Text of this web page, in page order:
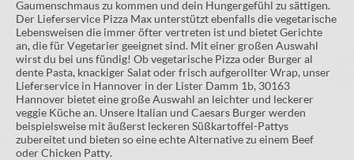
Gaumenschmaus zu kommen und dein Hungergefühl zu sättigen.
Der Lieferservice Pizza Max unterstützt ebenfalls die vegetarische
Lebensweisen die immer öfter vertreten ist und bietet Gerichte
an, die für Vegetarier geeignet sind. Mit einer großen Auswahl
wirst du bei uns fündig! Ob vegetarische Pizza oder Burger al
dente Pasta, knackiger Salat oder frisch aufgerollter Wrap, unser
Lieferservice in Hannover in der Lister Damm 1b, 30163
Hannover bietet eine große Auswahl an leichter und leckerer
veggie Küche an. Unsere Italian und Caesars Burger werden
beispielsweise mit äußerst leckeren Süßkartoffel-Pattys
zubereitet und bieten so eine echte Alternative zu einem Beef
oder Chicken Patty.